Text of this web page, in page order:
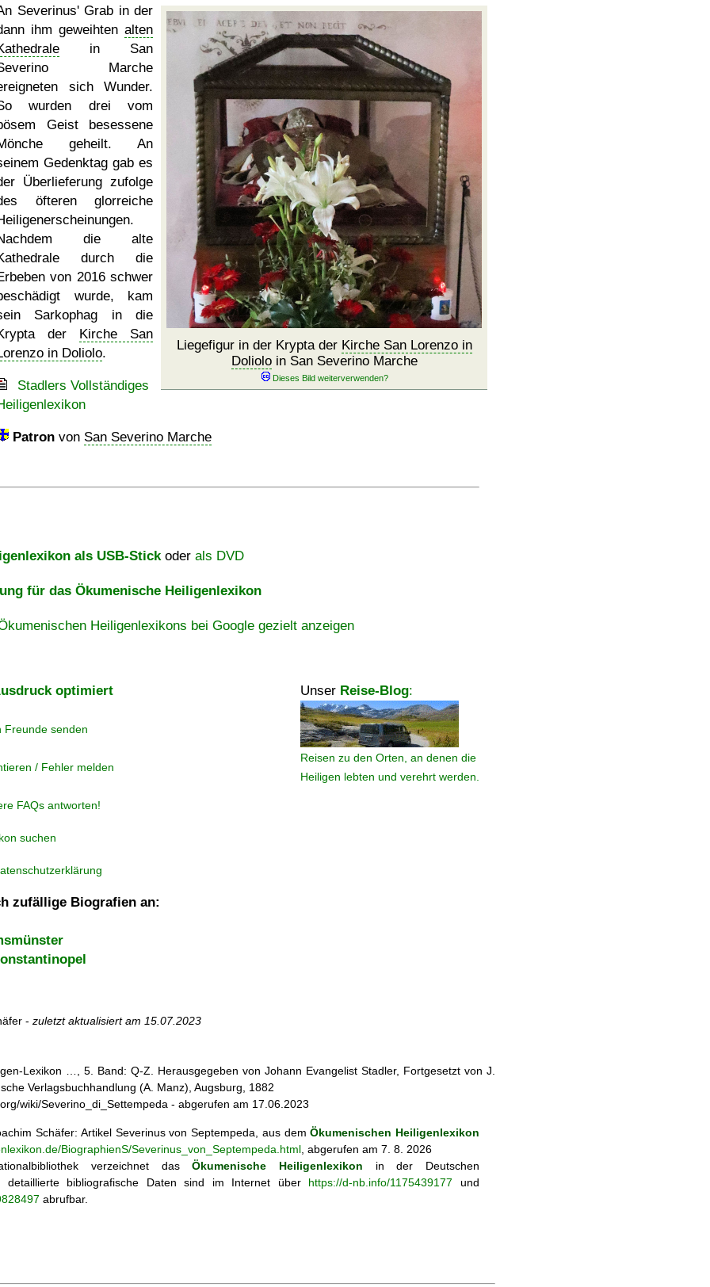
Liegefigur in der Krypta der Kirche San Lorenzo in
Dolioloin San Severino Marche
Severinus' Grab in der
ihm geweihten alten
in San
Marche
sich Wunder.
wurden drei vom
Geist besessene
geheilt. An
Gedenktag gab es
Überlieferung zufolge
öfteren glorreiche
die alte
durch die
von 2016 schwer
wurde, kam
Sarkophag in die
der Kirche San
in Doliolo.
Stadlers Vollständiges
Patron von San Severino Marche
als USB-Stickoder als DVD
für das Ökumenische Heiligenlexikon
Heiligenlexikons bei Google gezielt anzeigen
optimiert Unser Reise-Blog:
Reisen zu den Orten, an denen die
Heiligen lebten und verehrt werden.
Freunde senden
/ Fehler melden
FAQs antworten!
suchen
zufällige Biografien an:
- zuletzt aktualisiert am 15.07.2023
Lexikon …, 5. Band: Q-Z. Herausgegeben von Johann Evangelist Stadler, Fortgesetzt von J.
Verlagsbuchhandlung (A. Manz), Augsburg, 1882
wiki/Severino_di_Settempeda - abgerufen am 17.06.2023
Schäfer: Artikel Severinus von Septempeda, aus demÖkumenischen Heiligenlexikon
BiographienS/Severinus_von_Septempeda.html , abgerufen am 7. 8. 2026
verzeichnet dasÖkumenische Heiligenlexikon in der Deutschen
detaillierte bibliografische Daten sind im Internet über https://d-nb.info/1175439177 und
abrufbar.